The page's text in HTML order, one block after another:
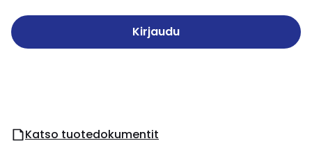
Kirjaudu
Katso tuotedokumentit